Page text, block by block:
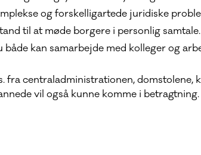
og forskelligartede juridiske
til at møde borgere i personlig samtale.
både kan samarbejde med kolleger og
fra centraladministrationen, domstolene,
vil også kunne komme i betragtning.